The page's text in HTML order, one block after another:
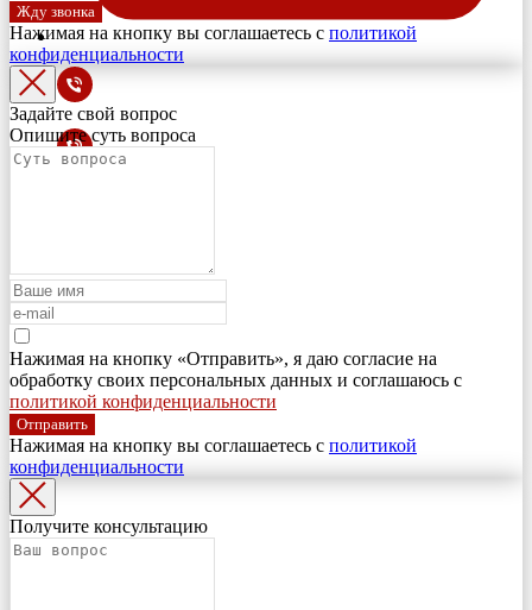
Жду звонка
Нажимая на кнопку вы соглашаетесь с политикой
конфиденциальности
Задайте свой вопрос
Опишите суть вопроса
Нажимая на кнопку «Отправить», я даю согласие на
обработку своих персональных данных и соглашаюсь с
политикой конфиденциальности
Отправить
Нажимая на кнопку вы соглашаетесь с политикой
конфиденциальности
Получите консультацию